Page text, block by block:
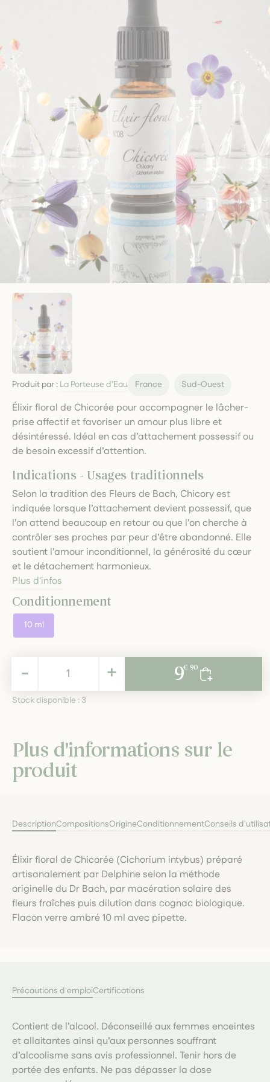
Produit par : La Porteuse d’Eau France Sud-Ouest
Élixir floral de Chicorée pour accompagner le lâcher-
prise affectif et favoriser un amour plus libre et
désintéressé. Idéal en cas d’attachement possessif ou
de besoin excessif d’attention.
Indications - Usages traditionnels
Selon la tradition des Fleurs de Bach, Chicory est
indiquée lorsque l’attachement devient possessif, que
l’on attend beaucoup en retour ou que l’on cherche à
contrôler ses proches par peur d’être abandonné. Elle
soutient l’amour inconditionnel, la générosité du cœur
et le détachement harmonieux.
Plus d'infos
Conditionnement
10 ml
9,90 € +
- 9€ 90
Stock disponible : 3
Plus d'informations sur le
produit
DescriptionCompositionsOrigineConditionnementConseils
Élixir floral de Chicorée (Cichorium intybus) préparé
artisanalement par Delphine selon la méthode
originelle du Dr Bach, par macération solaire des
fleurs fraîches puis dilution dans cognac biologique.
Flacon verre ambré 10 ml avec pipette.
Précautions d'emploiCertifications
Contient de l’alcool. Déconseillé aux femmes enceintes
et allaitantes ainsi qu’aux personnes souffrant
d’alcoolisme sans avis professionnel. Tenir hors de
portée des enfants. Ne pas dépasser la dose